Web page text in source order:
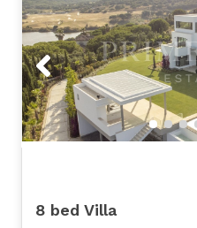
Previous
8 bed Villa